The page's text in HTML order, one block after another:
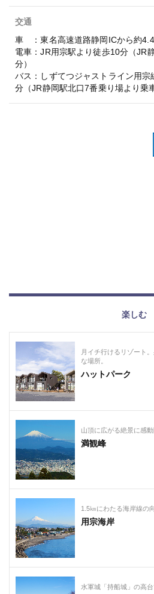
交通
車 ：東名高速道路静岡ICから約
電車：JR用宗駅より徒歩10分（JR
分）
バス：しずてつジャストライン用
分（JR静岡駅北口7番乗り場より乗
楽しむ
月イチ行けるリゾート
な場所。
ハットパーク
山頂に広がる絶景に感
満観峰
1.5㎞にわたる海岸線の
用宗海岸
水軍城「持船城」の高